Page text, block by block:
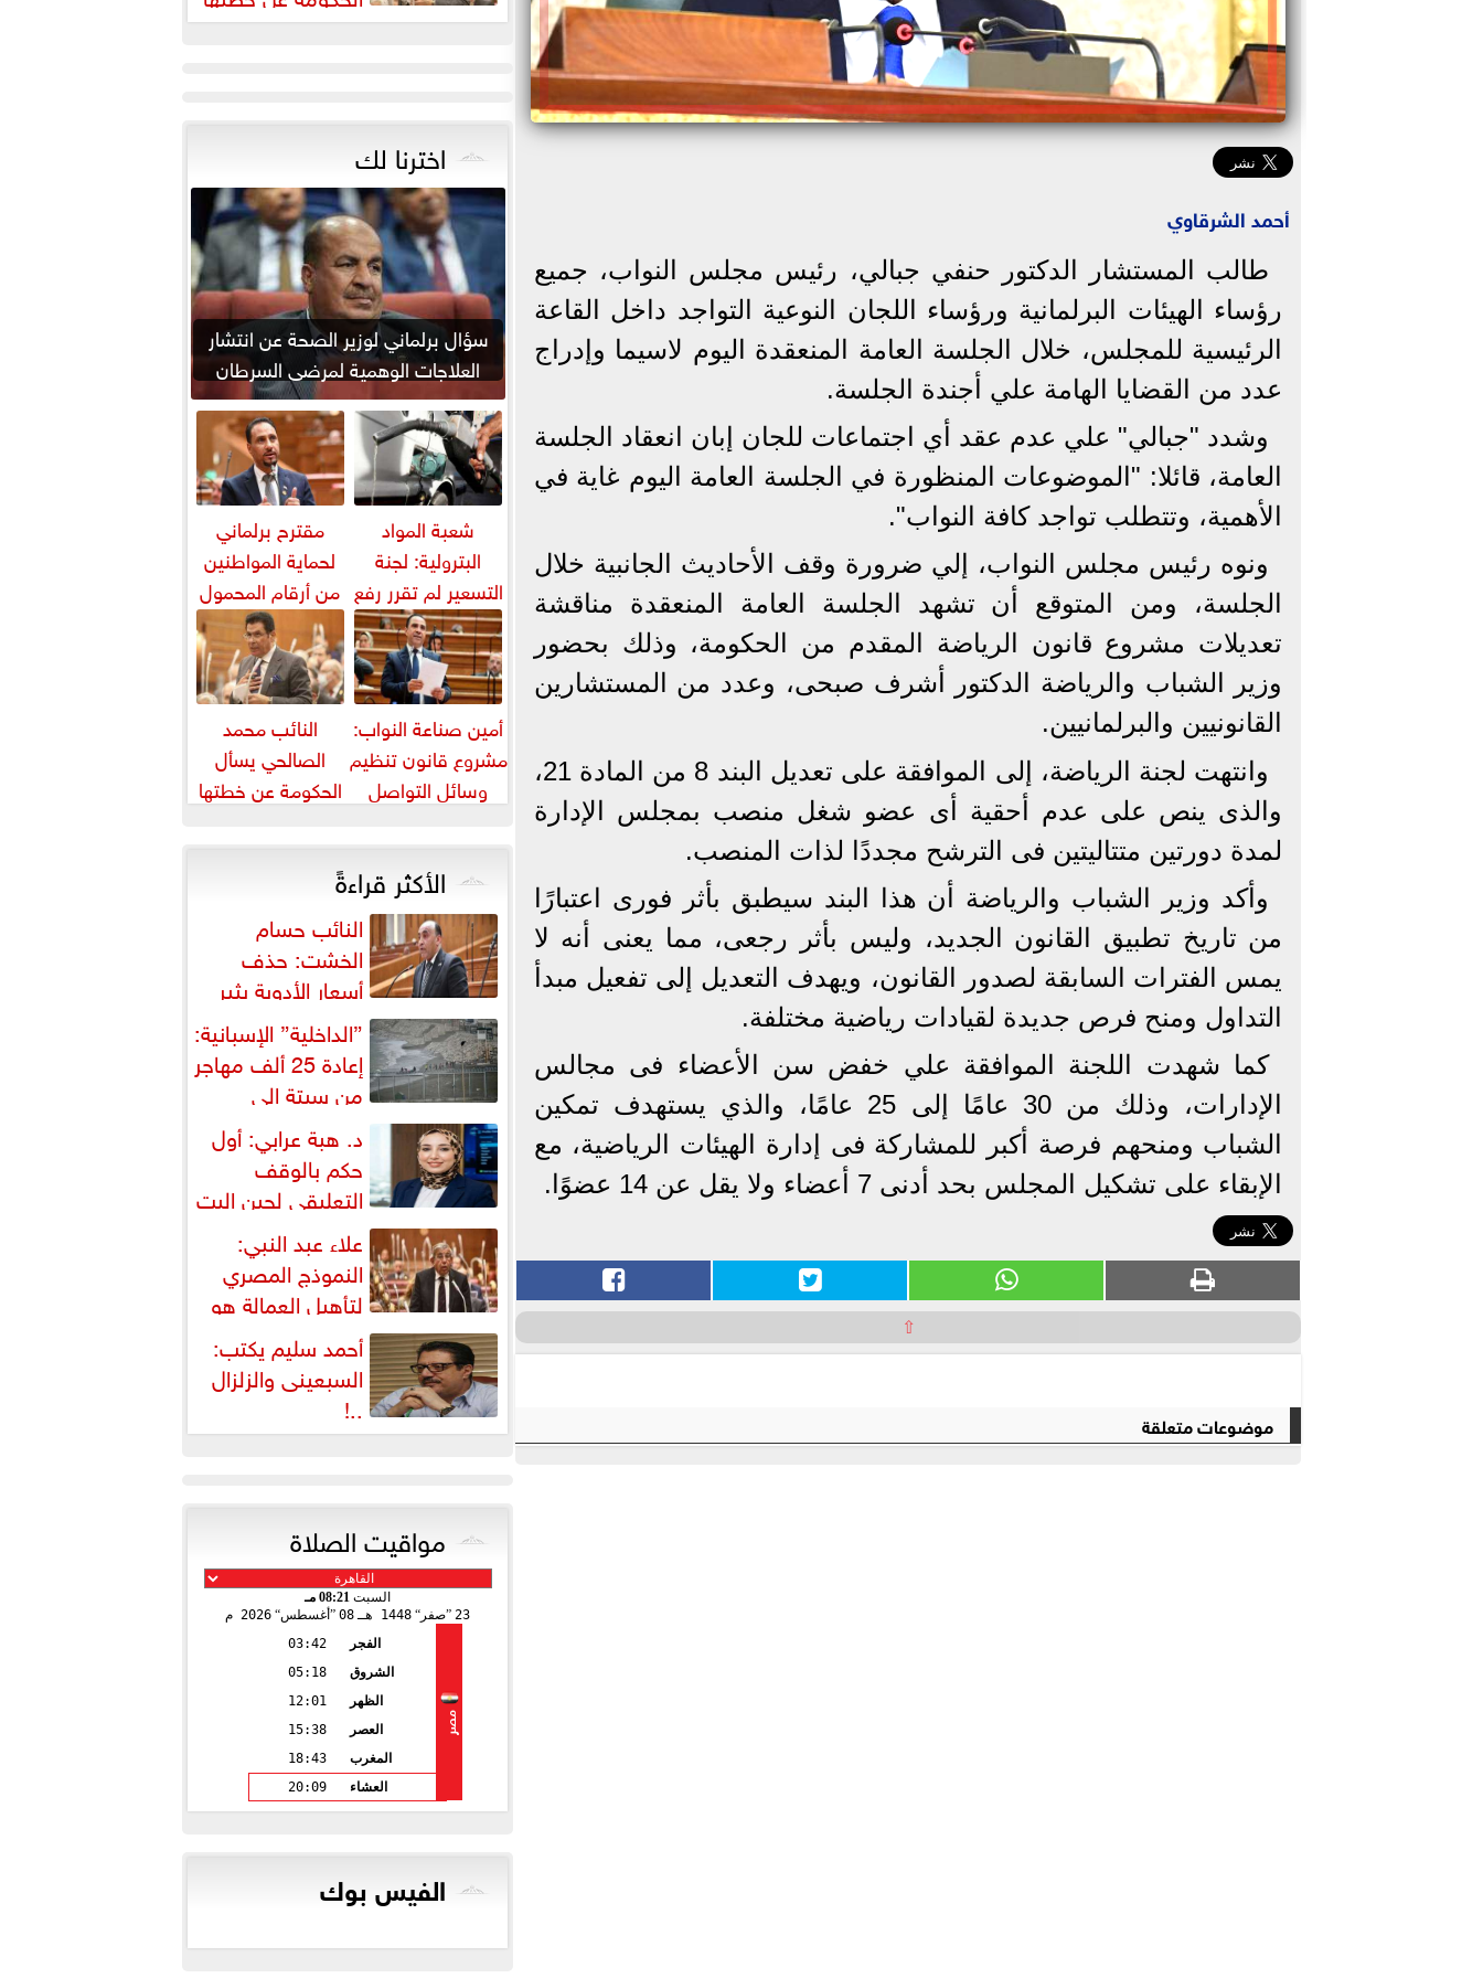
أحمد الشرقاوي
طالب المستشار الدكتور حنفي جبالي، رئيس مجلس النواب، جميع
رؤساء الهيئات البرلمانية ورؤساء اللجان النوعية التواجد داخل القاعة
الرئيسية للمجلس، خلال الجلسة العامة المنعقدة اليوم لاسيما وإدراج
عدد من القضايا الهامة علي أجندة الجلسة.
وشدد "جبالي" علي عدم عقد أي اجتماعات للجان إبان انعقاد الجلسة
العامة، قائلا: "الموضوعات المنظورة في الجلسة العامة اليوم غاية في
الأهمية، وتتطلب تواجد كافة النواب".
ونوه رئيس مجلس النواب، إلي ضرورة وقف الأحاديث الجانبية خلال
الجلسة، ومن المتوقع أن تشهد الجلسة العامة المنعقدة مناقشة
تعديلات مشروع قانون الرياضة المقدم من الحكومة، وذلك بحضور
وزير الشباب والرياضة الدكتور أشرف صبحى، وعدد من المستشارين
القانونيين والبرلمانيين.
وانتهت لجنة الرياضة، إلى الموافقة على تعديل البند 8 من المادة 21،
والذى ينص على عدم أحقية أى عضو شغل منصب بمجلس الإدارة
لمدة دورتين متتاليتين فى الترشح مجددًا لذات المنصب.
وأكد وزير الشباب والرياضة أن هذا البند سيطبق بأثر فورى اعتبارًا
من تاريخ تطبيق القانون الجديد، وليس بأثر رجعى، مما يعنى أنه لا
يمس الفترات السابقة لصدور القانون، ويهدف التعديل إلى تفعيل مبدأ
التداول ومنح فرص جديدة لقيادات رياضية مختلفة.
كما شهدت اللجنة الموافقة علي خفض سن الأعضاء فى مجالس
الإدارات، وذلك من 30 عامًا إلى 25 عامًا، والذي يستهدف تمكين
الشباب ومنحهم فرصة أكبر للمشاركة فى إدارة الهيئات الرياضية، مع
الإبقاء على تشكيل المجلس بحد أدنى 7 أعضاء ولا يقل عن 14 عضوًا.
⇧
موضوعات متعلقة
لمواجهة ارتفاع أسعار اللحوم
اخترنا لك
سؤال برلماني لوزير الصحة عن انتشار
العلاجات الوهمية لمرضى السرطان
شعبة المواد
البترولية: لجنة
التسعير لم تقرر رفع
أسعار البنزين
والسولار حتى...
مقترح برلماني
لحماية المواطنين
من أرقام المحمول
المجهولة
أمين صناعة النواب:
مشروع قانون تنظيم
وسائل التواصل
العميق ويحمي...
النائب محمد
الصالحي يسأل
الحكومة عن خطتها
اللحوم
الأكثر قراءةً
النائب حسام
الخشت: حذف
أسعار الأدوية يثير
إشكالية دستورية ويهدد حق
المواطن...
”الداخلية” الإسبانية:
إعادة 25 ألف مهاجر
من سبتة إلى
المغرب... وارتفاع حصيلة...
د. هبة عرابي: أول
حكم بالوقف
التعليقي لحين البت
في الطعن على... علاء عبد النبي:
النموذج المصري
لتأهيل العمالة هو
البديل العملي والأمثل لأزمات...
أحمد سليم يكتب:
السبعينى والزلزال
..!
مواقيت الصلاة
السبت 08:21 مـ
23 صفر 1448 هـ 08 أغسطس 2026 م
مصر
الفجر
03:42
الشروق
05:18
الظهر
12:01
العصر
15:38
المغرب
18:43
العشاء
20:09
الفيس بوك